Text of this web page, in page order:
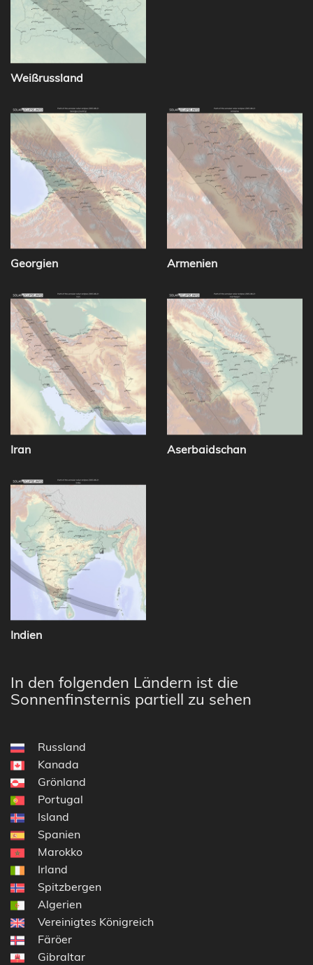
Weißrussland
Georgien Armenien
Iran Aserbaidschan
Indien
In den folgenden Ländern ist die
Sonnenfinsternis partiell zu sehen
Russland
Kanada
Grönland
Portugal
Island
Spanien
Marokko
Irland
Spitzbergen
Algerien
Vereinigtes Königreich
Färöer
Gibraltar